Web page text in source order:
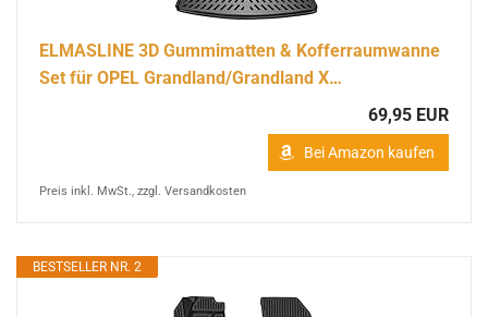
ELMASLINE 3D Gummimatten & Kofferraumwanne
Set für OPEL Grandland/Grandland X…
69,95 EUR
Bei Amazon kaufen
Preis inkl. MwSt., zzgl. Versandkosten
BESTSELLER NR. 2